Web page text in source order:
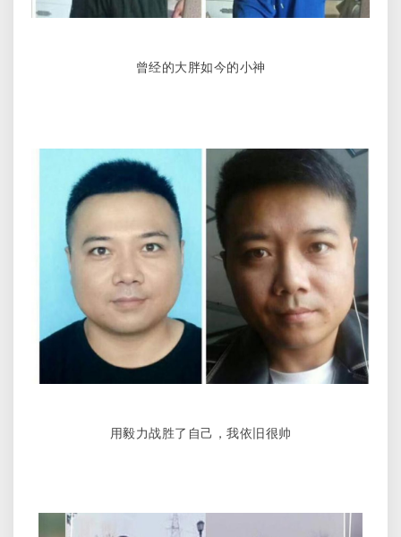
曾经的大胖如今的小神
用毅力战胜了自己，我依旧很帅